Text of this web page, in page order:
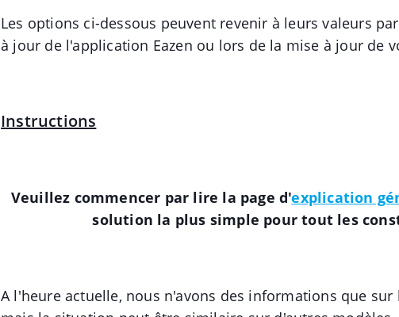
Les options ci-dessous peuvent revenir à leurs valeurs
à jour de l'application Eazen ou lors de la mise à jour de
Instructions
Veuillez commencer par lire la page d'explication
solution la plus simple pour tout les
A l'heure actuelle, nous n'avons des informations que sur